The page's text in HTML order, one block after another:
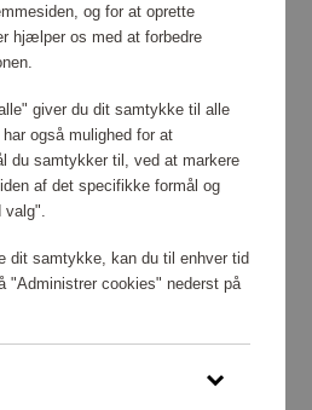
og for at oprette
hjælper os med at forbedre
giver du dit samtykke til alle
også mulighed for at
du samtykker til, ved at markere
af det specifikke formål og
valg".
dit samtykke, kan du til enhver tid
"Administrer cookies" nederst på